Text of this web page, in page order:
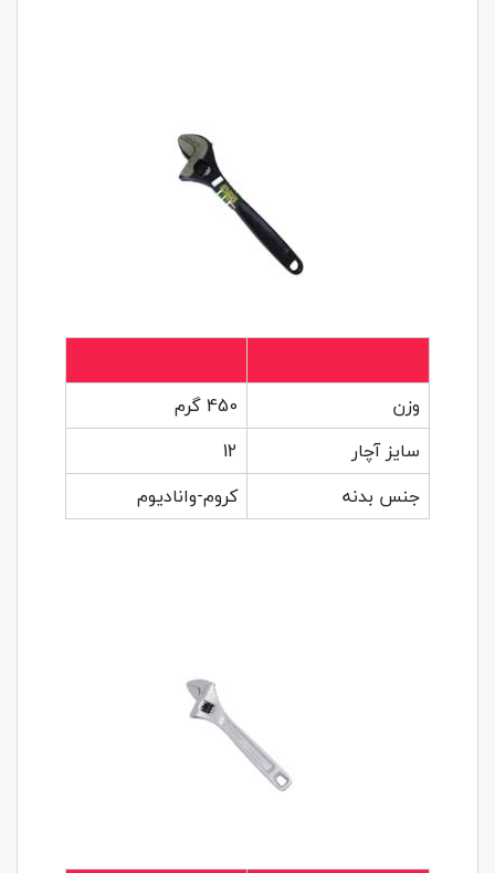
وزن
450 گرم
سایز آچار
12
جنس بدنه
کروم-وانادیوم